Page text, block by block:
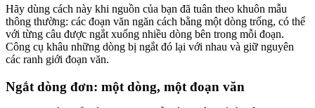
Hãy dùng cách này khi nguồn của bạn đã tuân theo khuôn mẫu
thông thường: các đoạn văn ngăn cách bằng một dòng trống, có thể
với từng câu được ngắt xuống nhiều dòng bên trong mỗi đoạn.
Công cụ khâu những dòng bị ngắt đó lại với nhau và giữ nguyên
các ranh giới đoạn văn.
Ngắt dòng đơn: một dòng, một đoạn văn